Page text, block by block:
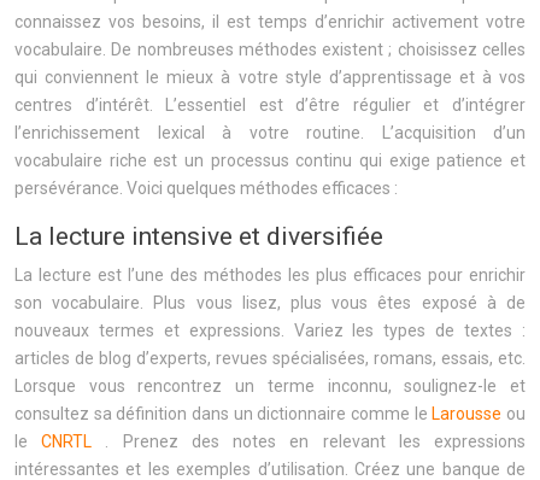
connaissez vos besoins, il est temps d’enrichir activement votre
vocabulaire. De nombreuses méthodes existent ; choisissez celles
qui conviennent le mieux à votre style d’apprentissage et à vos
centres d’intérêt. L’essentiel est d’être régulier et d’intégrer
l’enrichissement lexical à votre routine. L’acquisition d’un
vocabulaire riche est un processus continu qui exige patience et
persévérance. Voici quelques méthodes efficaces :
La lecture intensive et diversifiée
La lecture est l’une des méthodes les plus efficaces pour enrichir
son vocabulaire. Plus vous lisez, plus vous êtes exposé à de
nouveaux termes et expressions. Variez les types de textes :
articles de blog d’experts, revues spécialisées, romans, essais, etc.
Lorsque vous rencontrez un terme inconnu, soulignez-le et
consultez sa définition dans un dictionnaire comme le Larousse ou
leCNRTL
. Prenez des notes en relevant les expressions
intéressantes et les exemples d’utilisation. Créez une banque de